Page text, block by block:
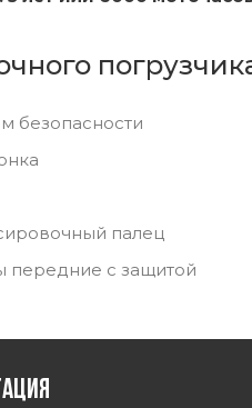
безопасности
палец
передние с защитой